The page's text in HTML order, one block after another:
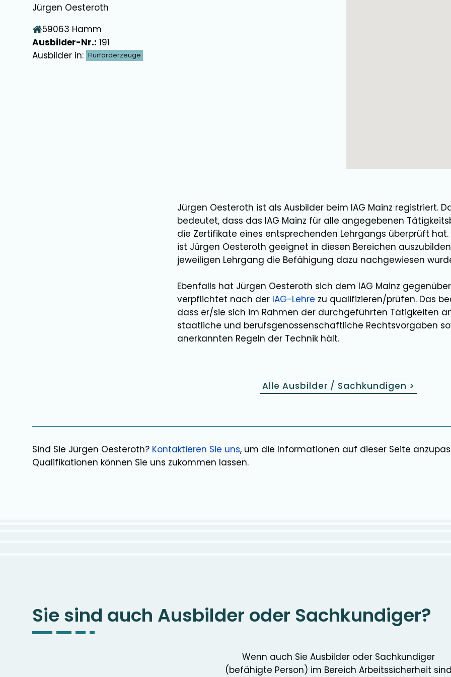
Jürgen Oesteroth
59063 Hamm
Ausbilder-Nr.: 191
Ausbilder in: Flurförderzeuge
Jürgen Oesteroth ist als Ausbilder beim IAG Mainz registriert.
bedeutet, dass das IAG Mainz für alle angegebenen
die Zertifikate eines entsprechenden Lehrgangs überprüft
ist Jürgen Oesteroth geeignet in diesen Bereichen auszubilden
jeweiligen Lehrgang die Befähigung dazu nachgewiesen
Ebenfalls hat Jürgen Oesteroth sich dem IAG Mainz gegenüber
verpflichtet nach der IAG-Lehre zu qualifizieren/prüfen. Das
dass er/sie sich im Rahmen der durchgeführten Tätigkeiten
staatliche und berufsgenossenschaftliche Rechtsvorgaben
anerkannten Regeln der Technik hält.
Alle Ausbilder / Sachkundigen >
Sind Sie Jürgen Oesteroth? Kontaktieren Sie uns, um die Informationen auf dieser Seite
Qualifikationen können Sie uns zukommen lassen.
Sie sind auch Ausbilder oder Sachkundiger?
Wenn auch Sie Ausbilder oder Sachkundiger
(befähigte Person) im Bereich Arbeitssicherheit